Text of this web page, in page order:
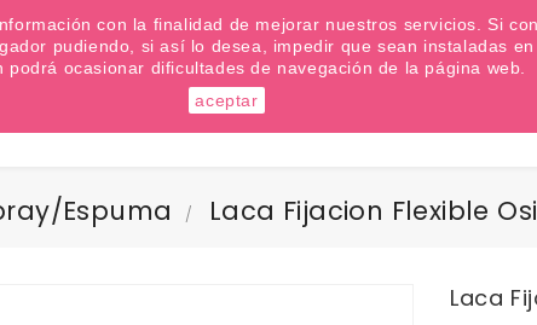
Apúntate a nuestra Newsletter
Espuma Laca Fijacion Flexible
Laca
con la finalidad de mejorar nuestros servicios. Si
pudiendo, si así lo desea, impedir que sean instaladas
podrá ocasionar dificultades de navegación de la página web.
aceptar